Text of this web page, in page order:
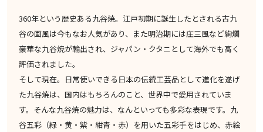
360年という歴史ある九谷焼。江戸初期に誕生したとされる古九
谷の画風は今もなお人気があり、また明治期には庄三風など絢爛
豪華な九谷焼が輸出され、ジャパン・クタニとして海外でも高く
評価されました。
そして現在。日常使いできる日本の伝統工芸品として進化を遂げ
た九谷焼は、国内はもちろんのこと、世界中で愛用されていま
す。そんな九谷焼の魅力は、なんといっても多彩な表現です。九
谷五彩（緑・黄・紫・紺青・赤）を用いた五彩手をはじめ、赤絵